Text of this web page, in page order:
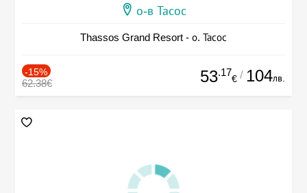
о-в Тасос
Thassos Grand Resort - о. Тасос
-15%
62.38€ 53.17
€ / 104лв.